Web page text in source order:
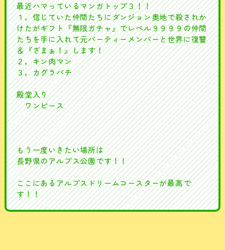
最近ハマっているマンガトップ３！！
１，信じていた仲間たちにダンジョン奥地で殺されか
けたがギフト『無限ガチャ』でレベル９９９９の仲間
たちを手に入れて元パーティーメンバーと世界に復讐
＆『ざまぁ！』します！
２，キン肉マン
３，カグラバチ
殿堂入り
ワンピース
もう一度いきたい場所は
長野県のアルプス公園です！！
ここにあるアルプスドリームコースターが最高で
す！！